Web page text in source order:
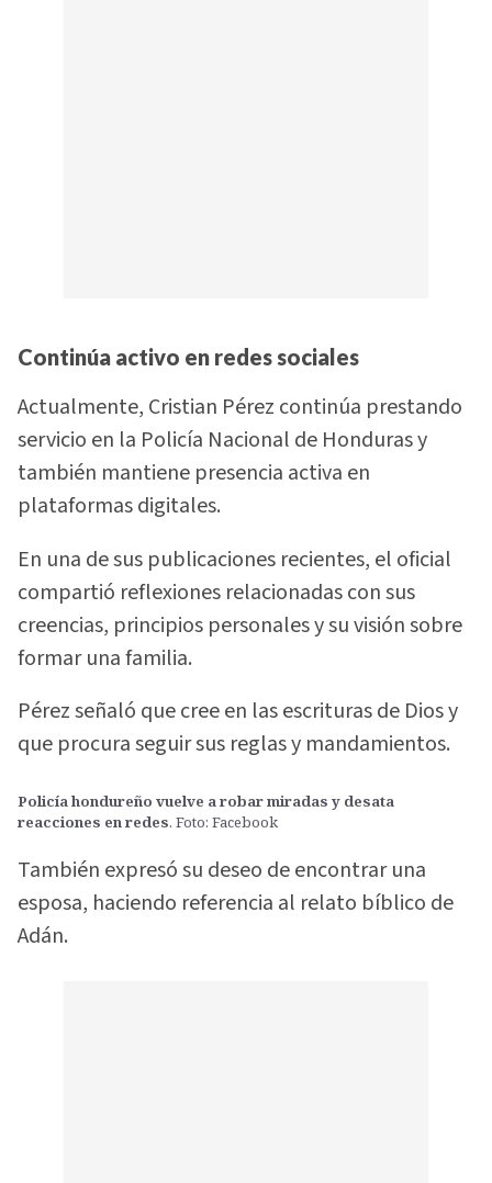
Continúa activo en redes sociales
Actualmente, Cristian Pérez continúa prestando
servicio en la Policía Nacional de Honduras y
también mantiene presencia activa en
plataformas digitales.
En una de sus publicaciones recientes, el oficial
compartió reflexiones relacionadas con sus
creencias, principios personales y su visión sobre
formar una familia.
Pérez señaló que cree en las escrituras de Dios y
que procura seguir sus reglas y mandamientos.
Policía hondureño vuelve a robar miradas y desata
reacciones en redes. Foto: Facebook
También expresó su deseo de encontrar una
esposa, haciendo referencia al relato bíblico de
Adán.